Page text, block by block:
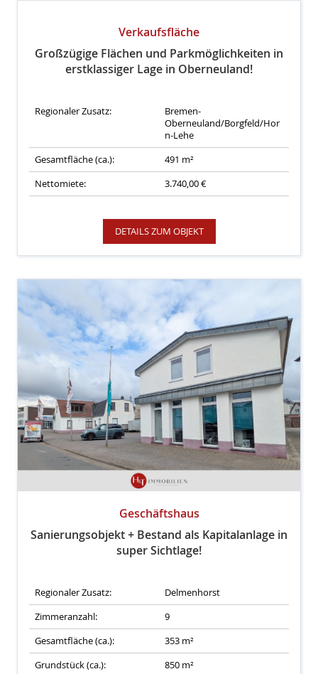
Verkaufsfläche
Großzügige Flächen und Parkmöglichkeiten in
erstklassiger Lage in Oberneuland!
Regionaler Zusatz:
Bremen-
Oberneuland/Borgfeld/Hor
n-Lehe
Gesamtfläche (ca.):
491 m²
Nettomiete:
3.740,00 €
DETAILS ZUM OBJEKT
Geschäftshaus
Sanierungsobjekt + Bestand als Kapitalanlage in
super Sichtlage!
Regionaler Zusatz:
Delmenhorst
Zimmeranzahl:
9
Gesamtfläche (ca.):
353 m²
Grundstück (ca.):
850 m²